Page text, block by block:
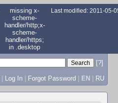
missing x-
scheme-
handler/http;x-
scheme-
handler/https;
in .desktop
Last modified: 2011-05-
[?]
| Log In | Forgot Password | EN | RU